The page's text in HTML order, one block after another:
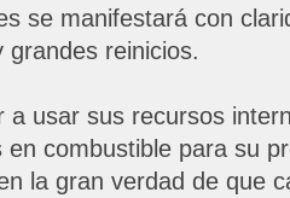
se manifestará con
reinicios.
a usar sus recursos
combustible para su
la gran verdad de que